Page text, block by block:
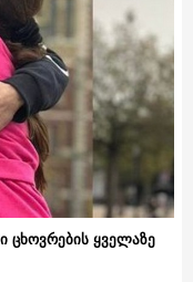
ცხოვრების ყველაზე